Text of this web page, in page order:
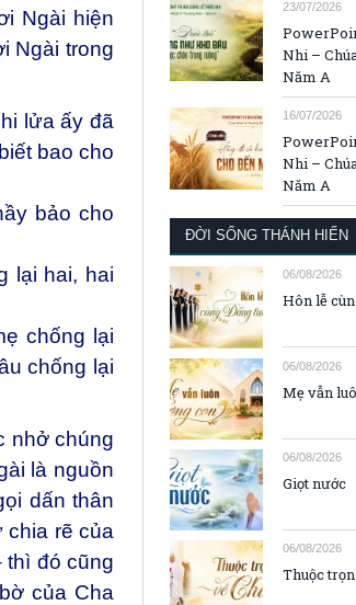
Ngài hiện
Ngài trong
lửa ấy đã
bao cho
bảo cho
lại hai, hai
chống lại
chống lại
nhở chúng
là nguồn
dấn thân
chia rẽ của
thì đó cũng
của Cha
23/07/2026
Nhi –
Năm A
16/07/2026
Nhi –
Năm A
ĐỜI SỐNG THÁNH HIẾN
06/08/2026
Hôn lễ
06/08/2026
Mẹ vẫn
06/08/2026
Giọt nước
06/08/2026
Thuộc